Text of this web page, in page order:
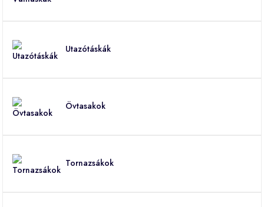
Utazótáskák
Övtasakok
Tornazsákok